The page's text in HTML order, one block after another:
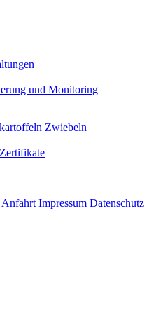
und Monitoring
Zwiebeln
Zertifikate
Impressum Datenschutz